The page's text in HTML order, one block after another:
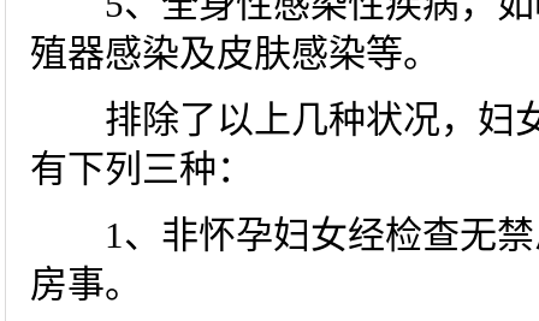
殖器感染及皮肤感染等。
排除了以上几种状况，妇
有下列三种：
1、非怀孕妇女经检查无禁
房事。